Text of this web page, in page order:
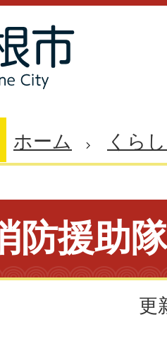
ホーム くら
防援助隊
更